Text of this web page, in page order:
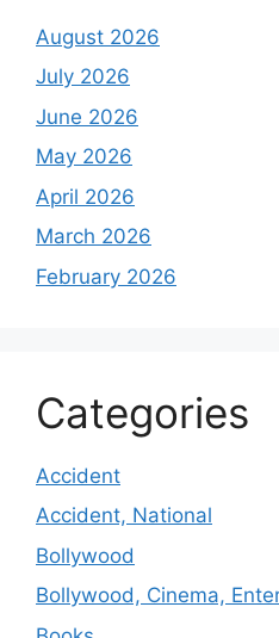
August 2026
July 2026
June 2026
May 2026
April 2026
March 2026
February 2026
Categories
Accident
Accident, National
Bollywood
Bollywood, Cinema,